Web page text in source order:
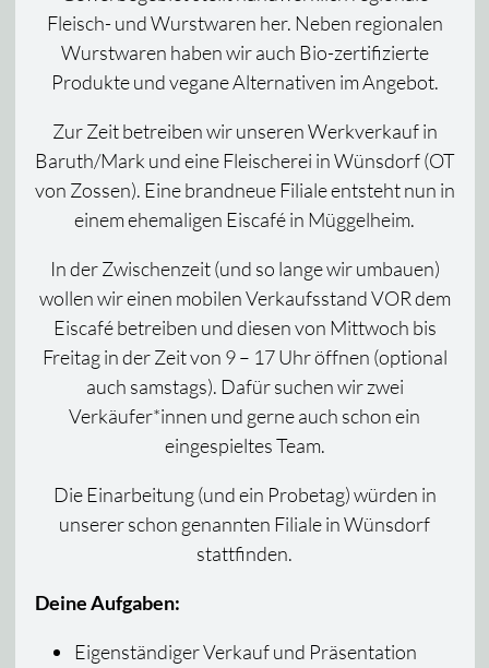
Fleisch- und Wurstwaren her. Neben regionalen
Wurstwaren haben wir auch Bio-zertifizierte
Produkte und vegane Alternativen im Angebot.
Zur Zeit betreiben wir unseren Werkverkauf in
Baruth/Mark und eine Fleischerei in Wünsdorf (OT
von Zossen). Eine brandneue Filiale entsteht nun in
einem ehemaligen Eiscafé in Müggelheim.
In der Zwischenzeit (und so lange wir umbauen)
wollen wir einen mobilen Verkaufsstand VOR dem
Eiscafé betreiben und diesen von Mittwoch bis
Freitag in der Zeit von 9 – 17 Uhr öffnen (optional
auch samstags). Dafür suchen wir zwei
Verkäufer*innen und gerne auch schon ein
eingespieltes Team.
Die Einarbeitung (und ein Probetag) würden in
unserer schon genannten Filiale in Wünsdorf
stattfinden.
Deine Aufgaben:
Eigenständiger Verkauf und Präsentation